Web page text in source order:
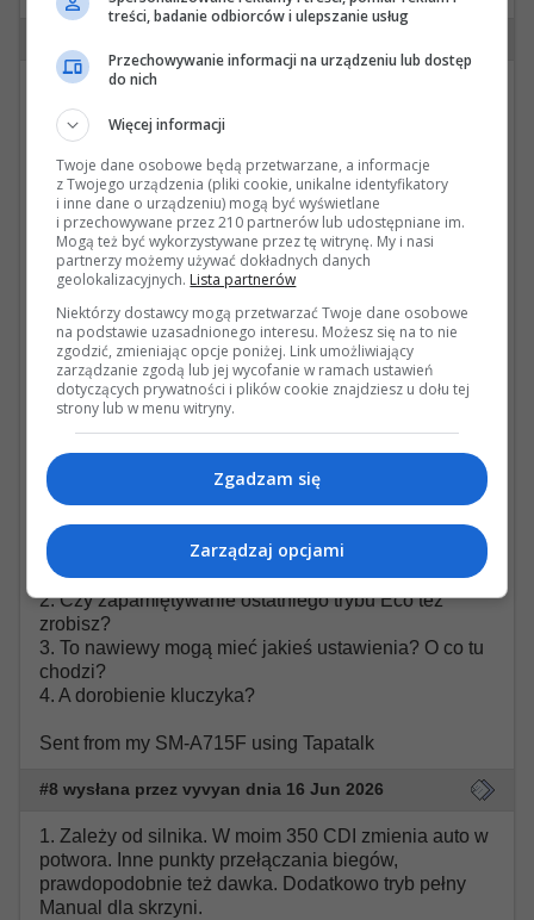
Cytat: vyvyan w 14 Czerwca 2026, 19:07 37s
Na Śląsku (Bytom) mogę pomóc w:
skrzyni biegów
• Tryb full manual – skrzynia utrzymuje
wybrany bieg, zmienia go tylko gdy jest to
konieczne dla ochrony silnika
• Zapamiętywanie ostatnio wybranego
trybu skrzyni po uruchomieniu auta
• Zamykanie klapy bagażnika z pilota
• Wyświetlanie ilości paliwa w litrach
• Wyłączenie przypomnienia o
niezapiętych pasach
• Dodatkowe ustawienia nawiewów
i jeżeli sprzętowo samochód ogarnie to
(na równi z Agility) - Adaptacyjne Światła
Drogowe.
1. Czym charakteryzuje się agility mode?
2. Czy zapamiętywanie ostatniego trybu Eco też
zrobisz?
3. To nawiewy mogą mieć jakieś ustawienia? O co tu
chodzi?
4. A dorobienie kluczyka?
Sent from my SM-A715F using Tapatalk
#8 wysłana przez vyvyan dnia 16 Jun 2026
1. Zależy od silnika. W moim 350 CDI zmienia auto w
potwora. Inne punkty przełączania biegów,
prawdopodobnie też dawka. Dodatkowo tryb pełny
Manual dla skrzyni.
treści, badanie odbiorców i ulepszanie usług
Przechowywanie informacji na urządzeniu lub dostęp
do nich
Więcej informacji
Twoje dane osobowe będą przetwarzane, a informacje
z Twojego urządzenia (pliki cookie, unikalne identyfikatory
i inne dane o urządzeniu) mogą być wyświetlane
i przechowywane przez 210 partnerów lub udostępniane im.
Mogą też być wykorzystywane przez tę witrynę. My i nasi
partnerzy możemy używać dokładnych danych
geolokalizacyjnych. Lista partnerów
Niektórzy dostawcy mogą przetwarzać Twoje dane osobowe
na podstawie uzasadnionego interesu. Możesz się na to nie
zgodzić, zmieniając opcje poniżej. Link umożliwiający
zarządzanie zgodą lub jej wycofanie w ramach ustawień
dotyczących prywatności i plików cookie znajdziesz u dołu tej
strony lub w menu witryny.
Zgadzam się
Zarządzaj opcjami